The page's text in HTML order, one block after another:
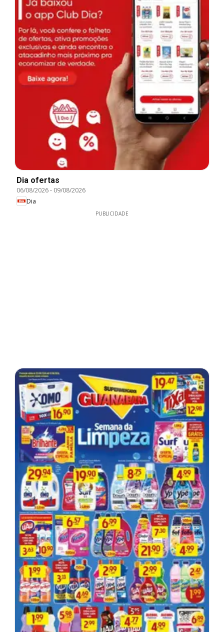
Dia ofertas
06/08/2026- 09/08/2026
Dia
PUBLICIDADE